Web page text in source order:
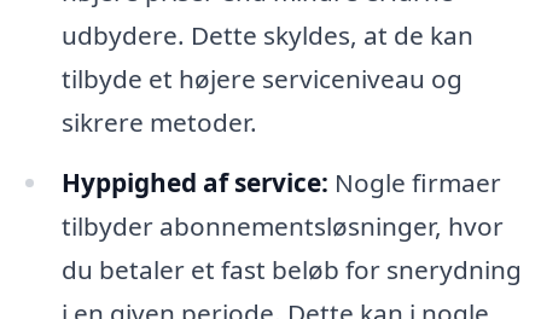
udbydere. Dette skyldes, at de kan
tilbyde et højere serviceniveau og
sikrere metoder.
Hyppighed af service: Nogle firmaer
tilbyder abonnementsløsninger, hvor
du betaler et fast beløb for snerydning